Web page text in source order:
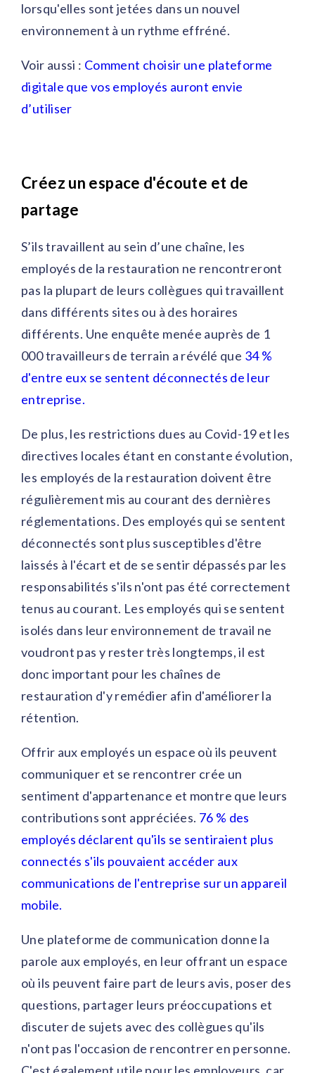
lorsqu'elles sont jetées dans un nouvel
environnement à un rythme effréné.
Voir aussi : Comment choisir une plateforme
digitale que vos employés auront envie
d’utiliser
Créez un espace d'écoute et de
partage
S’ils travaillent au sein d’une chaîne, les
employés de la restauration ne rencontreront
pas la plupart de leurs collègues qui travaillent
dans différents sites ou à des horaires
différents. Une enquête menée auprès de 1
000 travailleurs de terrain a révélé que 34 %
d'entre eux se sentent déconnectés de leur
entreprise.
De plus, les restrictions dues au Covid-19 et les
directives locales étant en constante évolution,
les employés de la restauration doivent être
régulièrement mis au courant des dernières
réglementations. Des employés qui se sentent
déconnectés sont plus susceptibles d'être
laissés à l'écart et de se sentir dépassés par les
responsabilités s'ils n'ont pas été correctement
tenus au courant. Les employés qui se sentent
isolés dans leur environnement de travail ne
voudront pas y rester très longtemps, il est
donc important pour les chaînes de
restauration d'y remédier afin d'améliorer la
rétention.
Offrir aux employés un espace où ils peuvent
communiquer et se rencontrer crée un
sentiment d'appartenance et montre que leurs
contributions sont appréciées. 76 % des
employés déclarent qu'ils se sentiraient plus
connectés s'ils pouvaient accéder aux
communications de l'entreprise sur un appareil
mobile.
Une plateforme de communication donne la
parole aux employés, en leur offrant un espace
où ils peuvent faire part de leurs avis, poser des
questions, partager leurs préoccupations et
discuter de sujets avec des collègues qu'ils
n'ont pas l'occasion de rencontrer en personne.